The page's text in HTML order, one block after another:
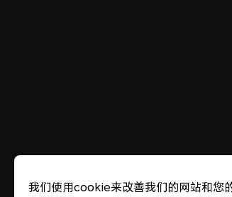
我们使用cookie来改善我们的网站和您